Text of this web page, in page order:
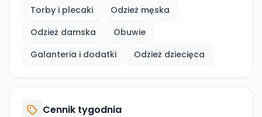
Torby i plecaki
Odzież męska
Odzież damska
Obuwie
Galanteria i dodatki
Odzież dziecięca
Cennik tygodnia